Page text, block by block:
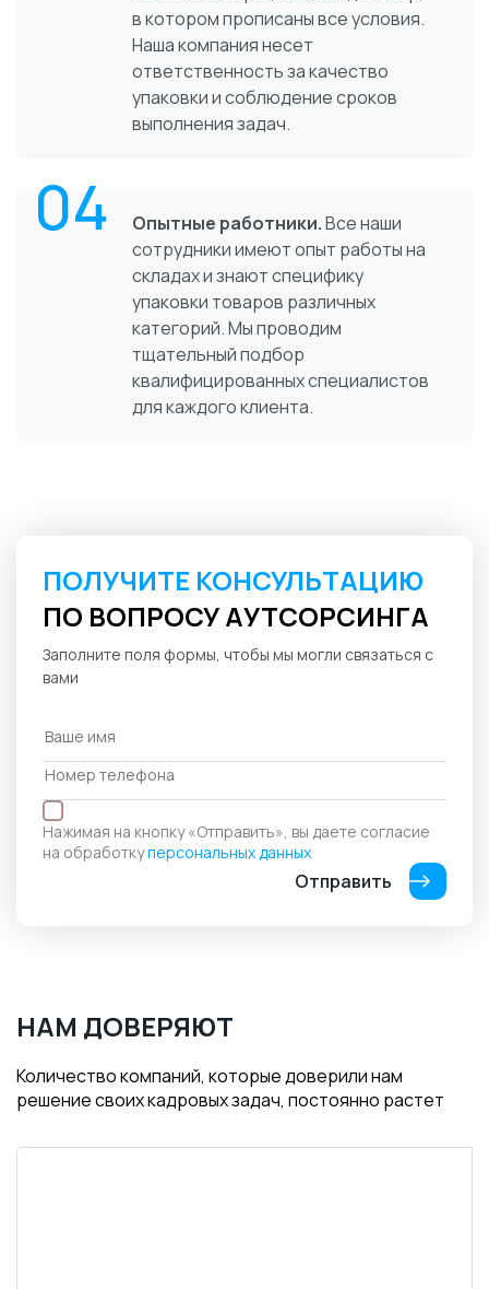
в котором прописаны все условия.
Наша компания несет
ответственность за качество
упаковки и соблюдение сроков
выполнения задач.
04 Опытные работники.Все наши
сотрудники имеют опыт работы на
складах и знают специфику
упаковки товаров различных
категорий. Мы проводим
тщательный подбор
квалифицированных специалистов
для каждого клиента.
ПОЛУЧИТЕ КОНСУЛЬТАЦИЮ
ПО ВОПРОСУ АУТСОРСИНГА
Заполните поля формы, чтобы мы могли связаться с
вами
Нажимая на кнопку «Отправить», вы даете согласие
на обработкуперсональных данных
Отправить
НАМ ДОВЕРЯЮТ
Количество компаний, которые доверили нам
решение своих кадровых задач, постоянно растет